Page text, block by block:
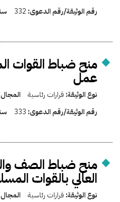
رقم الوثيقة/رقم الدعوى: 332
منح ضباط القوات
عمل
نوع الوثيقة: قرارات رئاسية
رقم الوثيقة/رقم الدعوى: 333
منح ضباط الصف
العالي بالقوات
نوع الوثيقة: قرارات رئاسية